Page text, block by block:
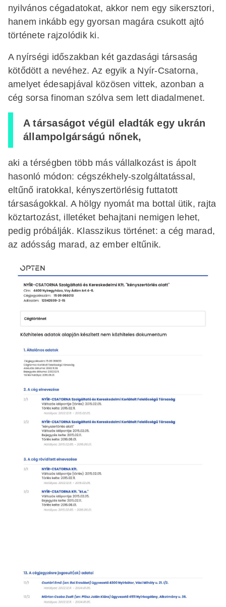
nyilvános cégadatokat, akkor nem egy sikersztori,
hanem inkább egy gyorsan magára csukott ajtó
története rajzolódik ki.
A nyírségi időszakban két gazdasági társaság
kötődött a nevéhez. Az egyik a Nyír-Csatorna,
amelyet édesapjával közösen vittek, azonban a
cég sorsa finoman szólva sem lett diadalmenet.
A társaságot végül eladták egy ukrán
állampolgárságú nőnek,
aki a térségben több más vállalkozást is ápolt
hasonló módon: cégszékhely-szolgáltatással,
eltűnő iratokkal, kényszertörlésig futtatott
társaságokkal. A hölgy nyomát ma bottal ütik, rajta
köztartozást, illetéket behajtani nemigen lehet,
pedig próbálják. Klasszikus történet: a cég marad,
az adósság marad, az ember eltűnik.